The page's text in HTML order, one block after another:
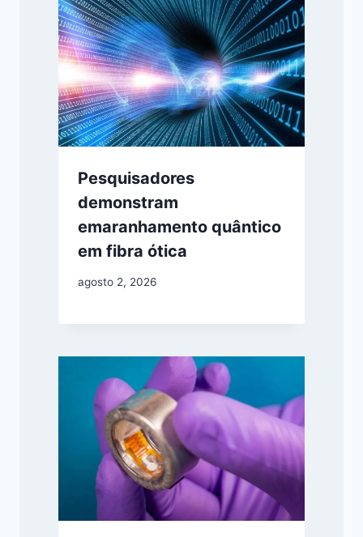
Pesquisadores
demonstram
emaranhamento quântico
em fibra ótica
agosto 2, 2026